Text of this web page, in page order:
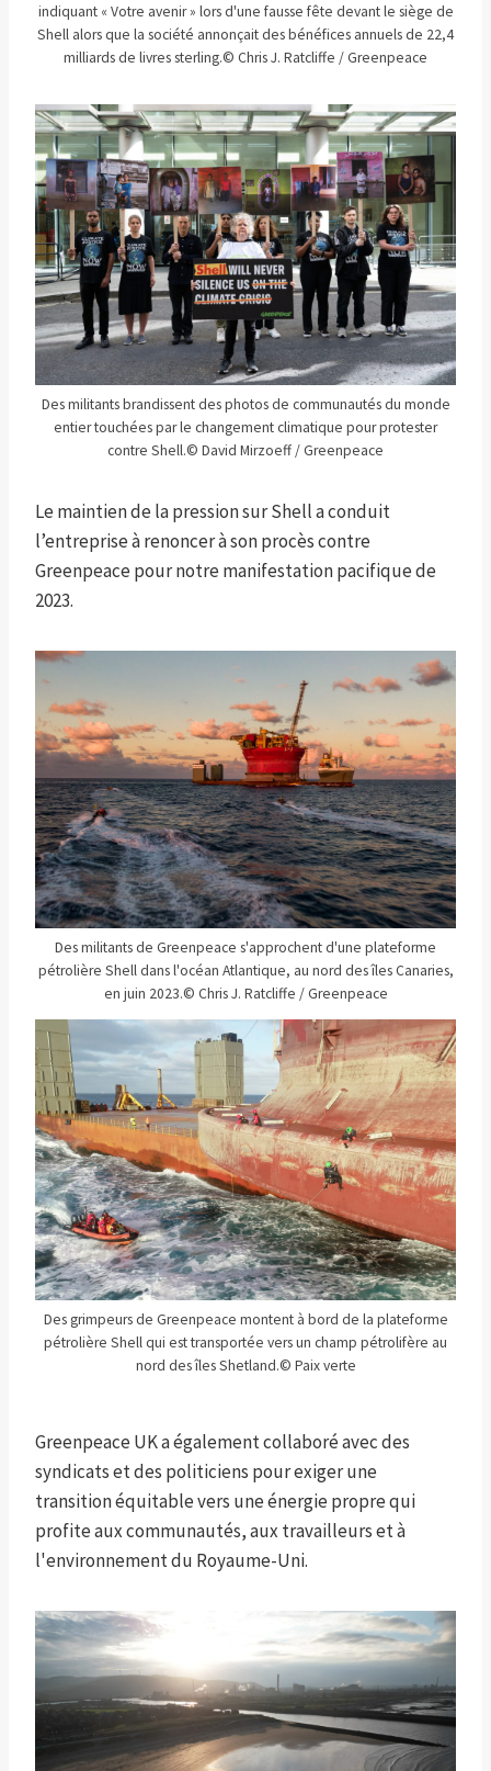
indiquant « Votre avenir » lors d'une fausse fête devant le siège de
Shell alors que la société annonçait des bénéfices annuels de 22,4
milliards de livres sterling.© Chris J. Ratcliffe / Greenpeace
Des militants brandissent des photos de communautés du monde
entier touchées par le changement climatique pour protester
contre Shell.© David Mirzoeff / Greenpeace
Le maintien de la pression sur Shell a conduit
l’entreprise à renoncer à son procès contre
Greenpeace pour notre manifestation pacifique de
2023.
Des militants de Greenpeace s'approchent d'une plateforme
pétrolière Shell dans l'océan Atlantique, au nord des îles Canaries,
en juin 2023.© Chris J. Ratcliffe / Greenpeace
Des grimpeurs de Greenpeace montent à bord de la plateforme
pétrolière Shell qui est transportée vers un champ pétrolifère au
nord des îles Shetland.© Paix verte
Greenpeace UK a également collaboré avec des
syndicats et des politiciens pour exiger une
transition équitable vers une énergie propre qui
profite aux communautés, aux travailleurs et à
l'environnement du Royaume-Uni.